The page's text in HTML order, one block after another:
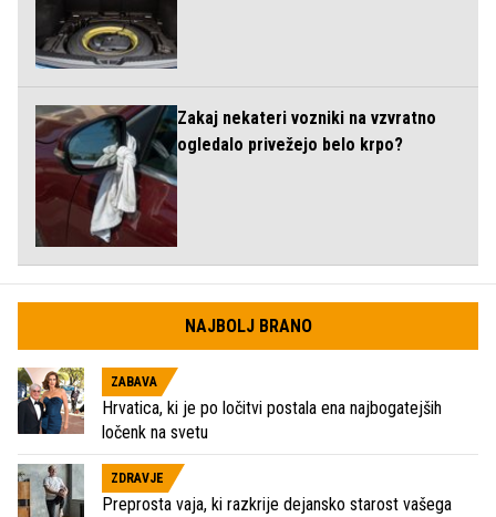
Zakaj nekateri vozniki na vzvratno
ogledalo privežejo belo krpo?
NAJBOLJ BRANO
ZABAVA
Hrvatica, ki je po ločitvi postala ena najbogatejših
ločenk na svetu
ZDRAVJE
Preprosta vaja, ki razkrije dejansko starost vašega